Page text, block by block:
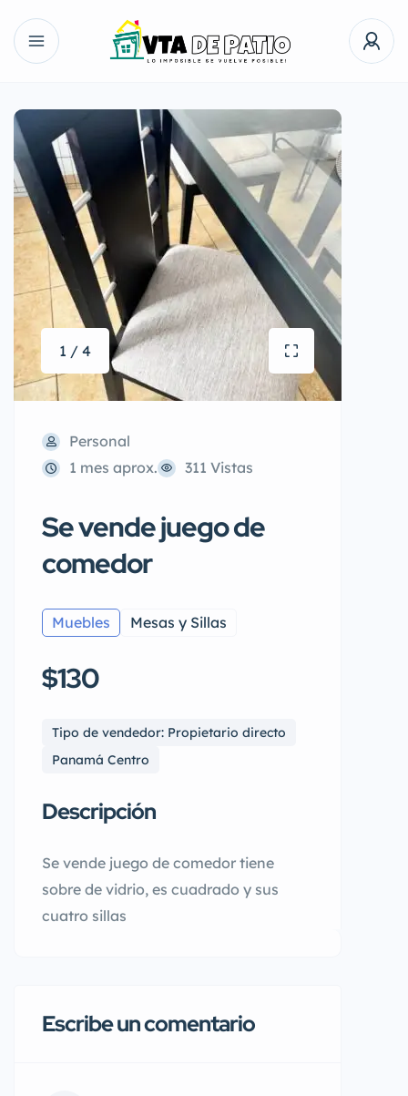
1 / 4
Personal
1 mes aprox.
311 Vistas
Se vende juego de
comedor
Muebles Mesas y Sillas
$130
Tipo de vendedor: Propietario directo
Panamá Centro
Descripción
Se vende juego de comedor tiene
sobre de vidrio, es cuadrado y sus
cuatro sillas
Escribe un comentario